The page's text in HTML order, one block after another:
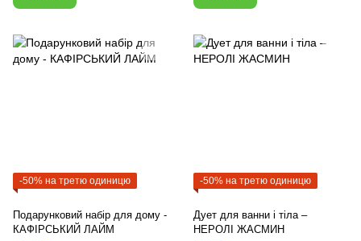
-50% на третю одиницю
Подарунковий набір для дому -
КАФІРСЬКИЙ ЛАЙМ
-50% на третю одиницю
Дует для ванни і тіла –
НЕРОЛІ ЖАСМИН